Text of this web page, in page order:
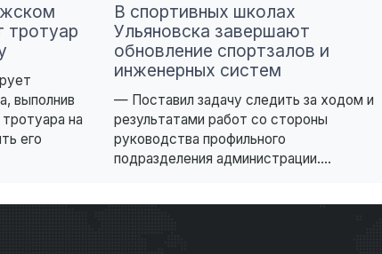
тротуар
выполнив
на
его
В спортивных школах
Ульяновска завершают
обновление спортзалов и
инженерных систем
— Поставил задачу следить за ходом и
результатами работ со стороны
руководства профильного
подразделения администрации....